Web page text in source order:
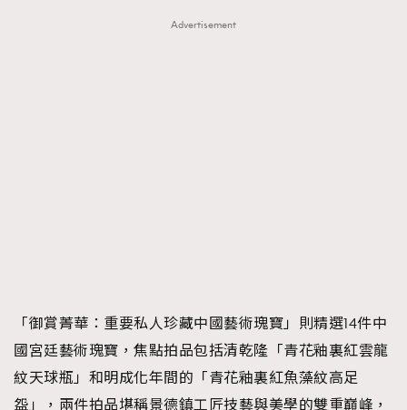
Advertisement
「御賞菁華：重要私人珍藏中國藝術瑰寶」則精選14件中
國宮廷藝術瑰寶，焦點拍品包括清乾隆「青花釉裏紅雲龍
紋天球瓶」和明成化年間的「青花釉裏紅魚藻紋高足
盌」，兩件拍品堪稱景德鎮工匠技藝與美學的雙重巔峰，